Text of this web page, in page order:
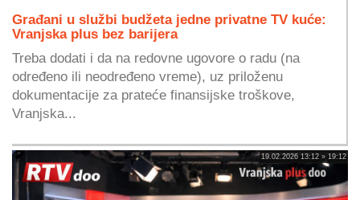
Građani u službi budžeta jedne privatne TV kuće:
Vranjska plus bez barijera
Treba dodati i da na redovne ugovore o radu (na
određeno ili neodređeno vreme), uz priloženu
dokumentacije za prateće finansijske troškove,
Vranjska...
19.02.2026 13:12 » 19:12